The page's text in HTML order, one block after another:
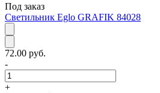
Под заказ
Светильник Eglo GRAFIK 84028
72.00 руб.
-
+